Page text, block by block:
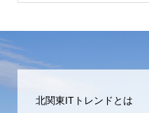
北関東ITトレンドとは